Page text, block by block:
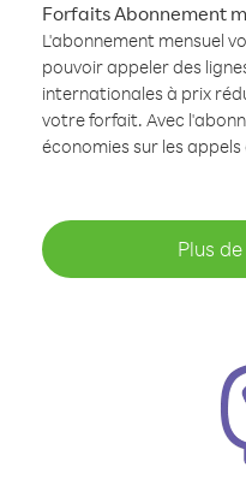
Forfaits Abonnement
L'abonnement mensuel
pouvoir appeler des
internationales à prix
votre forfait. Avec
économies sur les
Plus